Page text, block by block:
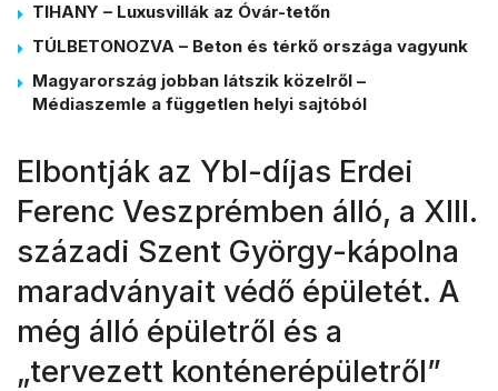
TIHANY – Luxusvillák az Óvár-tetőn
TÚLBETONOZVA – Beton és térkő országa vagyunk
Magyarország jobban látszik közelről –
Médiaszemle a független helyi sajtóból
Elbontják az Ybl-díjas Erdei
Ferenc Veszprémben álló, a XIII.
századi Szent György-kápolna
maradványait védő épületét. A
még álló épületről és a
„tervezett konténerépületről”